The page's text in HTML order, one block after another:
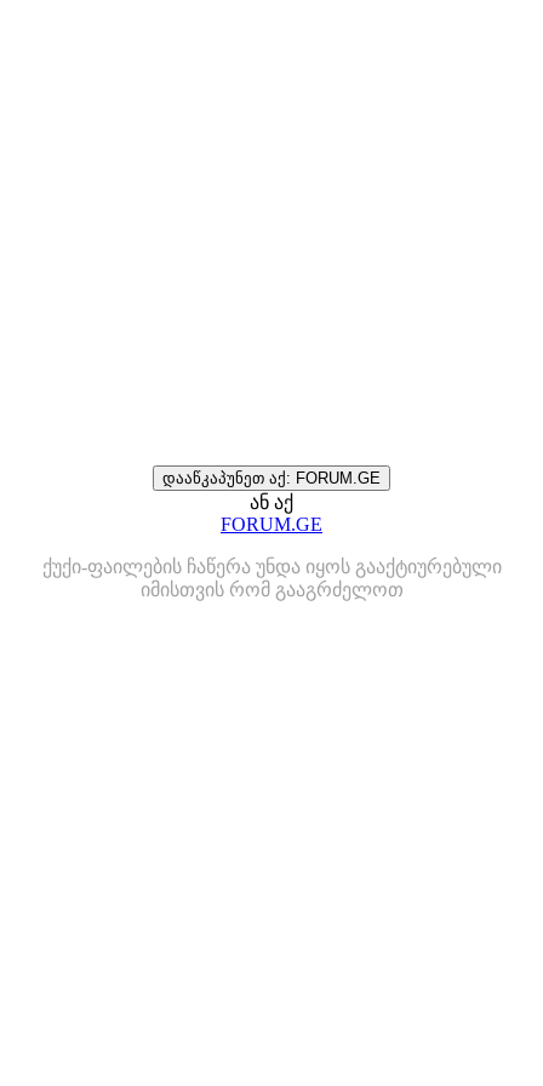
დააწკაპუნეთ აქ: FORUM.GE
ან აქ
FORUM.GE
ქუქი-ფაილების ჩაწერა უნდა იყოს გააქტიურებული
იმისთვის რომ გააგრძელოთ